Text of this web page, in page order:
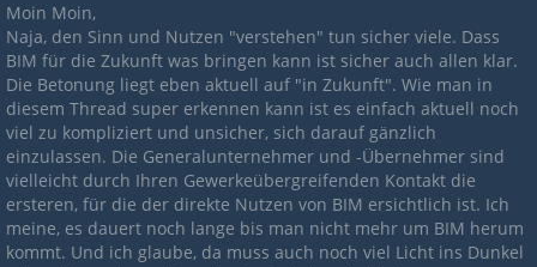
Moin Moin,
Naja, den Sinn und Nutzen "verstehen" tun sicher viele. Dass
BIM für die Zukunft was bringen kann ist sicher auch allen klar.
Die Betonung liegt eben aktuell auf "in Zukunft". Wie man in
diesem Thread super erkennen kann ist es einfach aktuell noch
viel zu kompliziert und unsicher, sich darauf gänzlich
einzulassen. Die Generalunternehmer und -Übernehmer sind
vielleicht durch Ihren Gewerkeübergreifenden Kontakt die
ersteren, für die der direkte Nutzen von BIM ersichtlich ist. Ich
meine, es dauert noch lange bis man nicht mehr um BIM herum
kommt. Und ich glaube, da muss auch noch viel Licht ins Dunkel